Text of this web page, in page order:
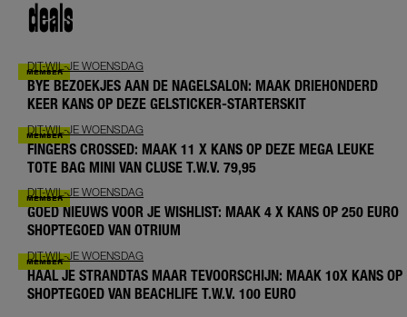
deals
DIT-WIL-JE WOENSDAG
BYE BEZOEKJES AAN DE NAGELSALON: MAAK DRIEHONDERD
KEER KANS OP DEZE GELSTICKER-STARTERSKIT
DIT-WIL-JE WOENSDAG
FINGERS CROSSED: MAAK 11 X KANS OP DEZE MEGA LEUKE
TOTE BAG MINI VAN CLUSE T.W.V. 79,95
DIT-WIL-JE WOENSDAG
GOED NIEUWS VOOR JE WISHLIST: MAAK 4 X KANS OP 250 EURO
SHOPTEGOED VAN OTRIUM
DIT-WIL-JE WOENSDAG
HAAL JE STRANDTAS MAAR TEVOORSCHIJN: MAAK 10X KANS OP
SHOPTEGOED VAN BEACHLIFE T.W.V. 100 EURO